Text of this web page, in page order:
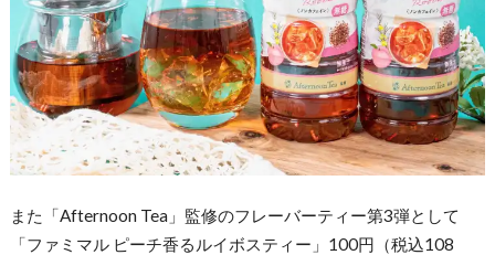
また「Afternoon Tea」監修のフレーバーティー第3弾として
「ファミマル ピーチ香るルイボスティー」100円（税込108